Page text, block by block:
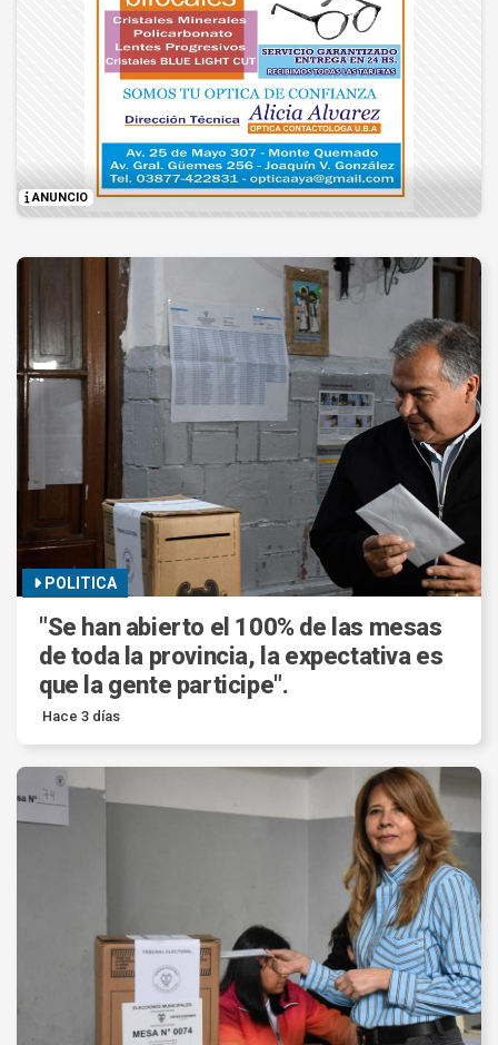
ANUNCIO
POLITICA
"Se han abierto el 100% de las mesas
de toda la provincia, la expectativa es
que la gente participe".
Hace 3 días